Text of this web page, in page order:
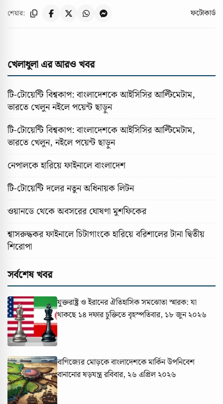
শেয়ার: ফটোকার্ড
খেলাধুলা এর আরও খবর
টি-টোয়েন্টি বিশ্বকাপ: বাংলাদেশকে আইসিসির আল্টিমেটাম,
ভারতে খেলুন নইলে পয়েন্ট ছাড়ুন
টি-টোয়েন্টি বিশ্বকাপ: বাংলাদেশকে আইসিসির আল্টিমেটাম,
ভারতে খেলুন, নইলে পয়েন্ট ছাড়ুন
নেপালকে হারিয়ে ফাইনালে বাংলাদেশ
টি-টোয়েন্টি দলের নতুন অধিনায়ক লিটন
ওয়ানডে থেকে অবসরের ঘোষণা মুশফিকের
শ্বাসরুদ্ধকর ফাইনালে চিটাগাংকে হারিয়ে বরিশালের টানা দ্বিতীয়
শিরোপা
সর্বশেষ খবর
যুক্তরাষ্ট্র ও ইরানের ঐতিহাসিক সমঝোতা স্মারক: যা
থাকছে ১৪ দফার চুক্তিতেবৃহস্পতিবার, ১৮ জুন ২০২৬
বাণিজ্যের মোড়কে বাংলাদেশকে মার্কিন উপনিবেশ
বানানোর ষড়যন্ত্ররবিবার, ২৬ এপ্রিল ২০২৬